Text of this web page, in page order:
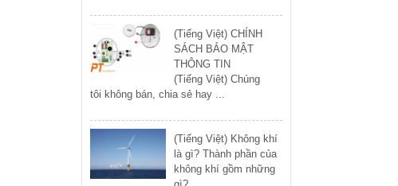
(Tiếng Việt) CHÍNH
SÁCH BẢO MẬT
THÔNG TIN
(Tiếng Việt) Chúng
tôi không bán, chia sẻ hay ...
(Tiếng Việt) Không khí
là gì? Thành phần của
không khí gồm những